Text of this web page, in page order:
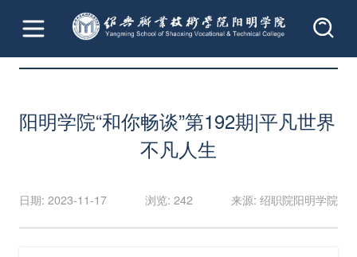
首页 文章详情
阳明学院“和你畅谈”第192期|平凡世界
不凡人生
日期: 2023-11-17 浏览: 242 来源: 绍职院阳明学院